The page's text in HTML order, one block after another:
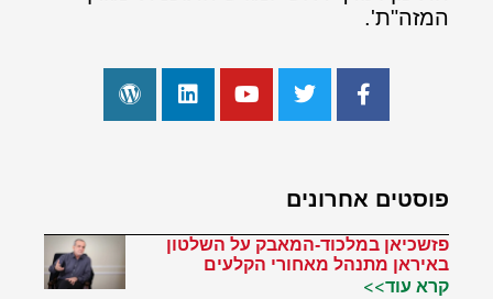
המזה"ת'.
פוסטים אחרונים
פזשכיאן במלכוד-המאבק על השלטון
באיראן מתנהל מאחורי הקלעים
קרא עוד>>